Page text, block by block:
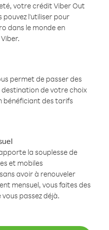
votre crédit Viber Out
pouvez l'utiliser pour
dans le monde en
permet de passer des
de votre choix
bénéficiant des tarifs
la souplesse de
et mobiles
avoir à renouveler
mensuel, vous faites des
passez déjà.